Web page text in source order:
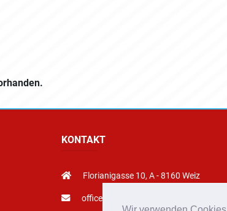
KONTAKT
Florianigasse 10, A - 8160 Weiz
office@stadtfeuerwehr-weiz.at